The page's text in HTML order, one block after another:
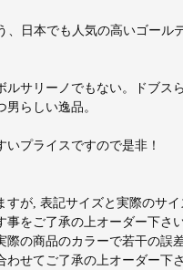
、日本でも人気の高いゴール
ルサリーノでもない。ドブス
らしい逸品。
いプライスですので是非！
が, 表記サイズと実際のサイ
事をご了承の上オーダー下さい
の商品のカラーで若干の誤
わせてご了承の上オーダー下さ